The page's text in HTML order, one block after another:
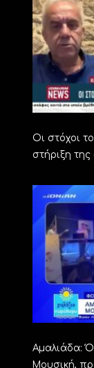
Οι στόχοι
στήριξη
Αμαλιάδα:
Μουσική,